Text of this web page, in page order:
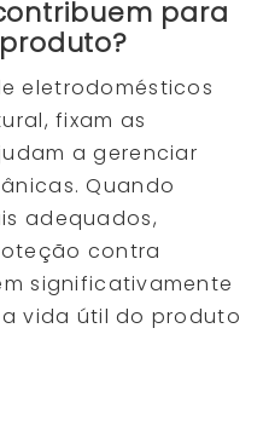
para
eletrodomésticos
fixam as
a gerenciar
Quando
adequados,
contra
significativamente
vida útil do produto